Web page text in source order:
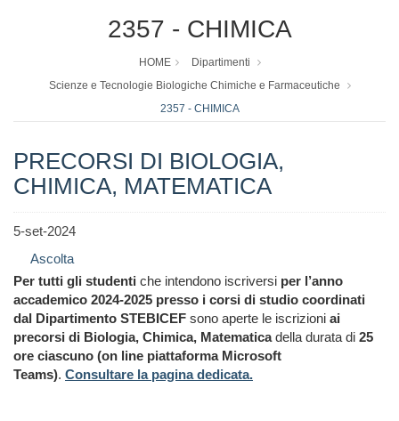
2357 - CHIMICA
HOME
Dipartimenti
Scienze e Tecnologie Biologiche Chimiche e Farmaceutiche
2357 - CHIMICA
PRECORSI DI BIOLOGIA,
CHIMICA, MATEMATICA
5-set-2024
Ascolta
Per tutti gli studenti che intendono iscriversi per l’anno
accademico 2024-2025 presso i corsi di studio coordinati
dal Dipartimento STEBICEF sono aperte le iscrizioni ai
precorsi di Biologia, Chimica, Matematicadella durata di 25
ore ciascuno (on line piattaforma Microsoft
Teams). Consultare la pagina dedicata.